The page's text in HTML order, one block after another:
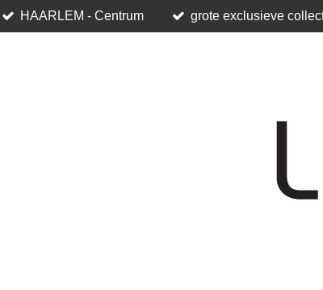
HAARLEM - Centrum grote exclusieve